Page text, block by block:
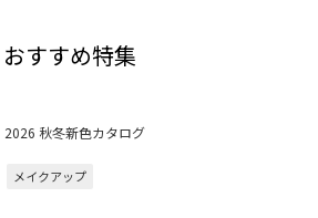
おすすめ特集
2026 秋冬新色カタログ
メイクアップ